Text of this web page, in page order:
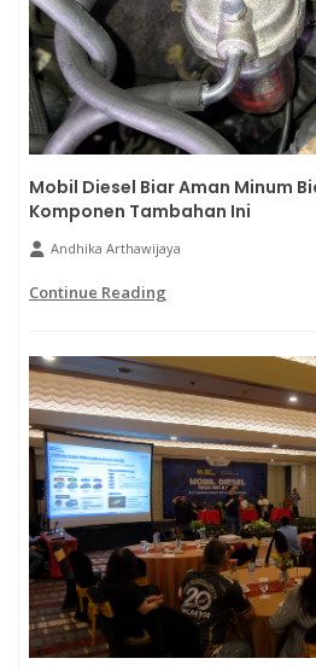
Mobil Diesel Biar Aman Minum
Komponen Tambahan Ini
Andhika Arthawijaya
Continue Reading